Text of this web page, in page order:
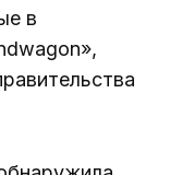
в